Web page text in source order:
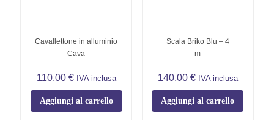
Cavallettone in alluminio
Cava
110,00 € IVA inclusa
Aggiungi al carrello
Scala Briko Blu – 4
m
140,00 € IVA inclusa
Aggiungi al carrello